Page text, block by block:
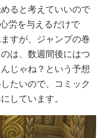
ると考えていいので
労を与えるだけで
すが、ジャンプの巻
は、数週間後にはつ
じゃね？という予想
たいので、コミック
しています。